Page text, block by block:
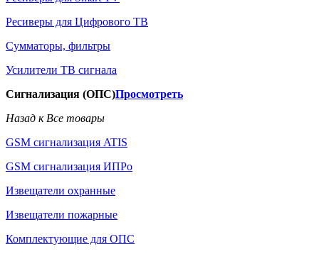
Ресиверы для Цифрового ТВ
Сумматоры, фильтры
Усилители ТВ сигнала
Сигнализация (ОПС)Просмотреть
Назад к Все товары
GSM сигнализация ATIS
GSM сигнализация ИПРо
Извещатели охранные
Извещатели пожарные
Комплектующие для ОПС